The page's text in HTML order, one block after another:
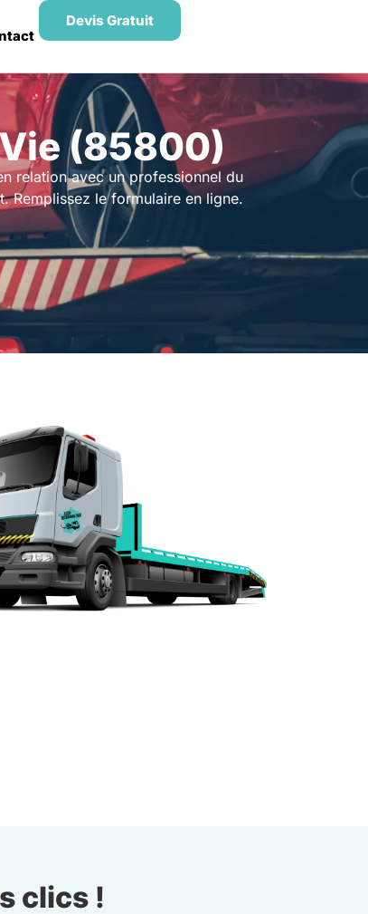
Devis Gratuit
(85800)
relation avec un professionnel du
Remplissez le formulaire en ligne.
clics !